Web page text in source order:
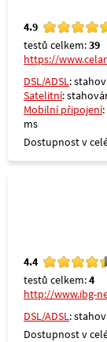
4.9
testů celkem:39
https://
DSL/ADSL:
Satelitní:
Mobilní připojení
ms
Dostupnost v
4.4
testů celkem:4
http://www.ibg-
DSL/ADSL:
Dostupnost v